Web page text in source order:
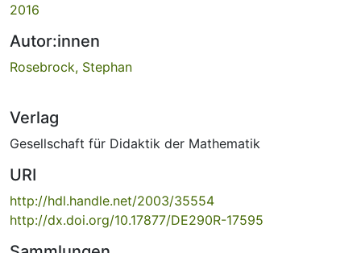
2016
Autor:innen
Rosebrock, Stephan
Verlag
Gesellschaft für Didaktik der Mathematik
URI
http://hdl.handle.net/2003/35554
http://dx.doi.org/10.17877/DE290R-17595